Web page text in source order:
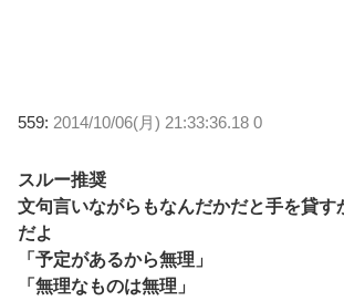
559: 2014/10/06(月) 21:33:36.18 0
スルー推奨
文句言いながらもなんだかだと手を貸す
だよ
「予定があるから無理」
「無理なものは無理」